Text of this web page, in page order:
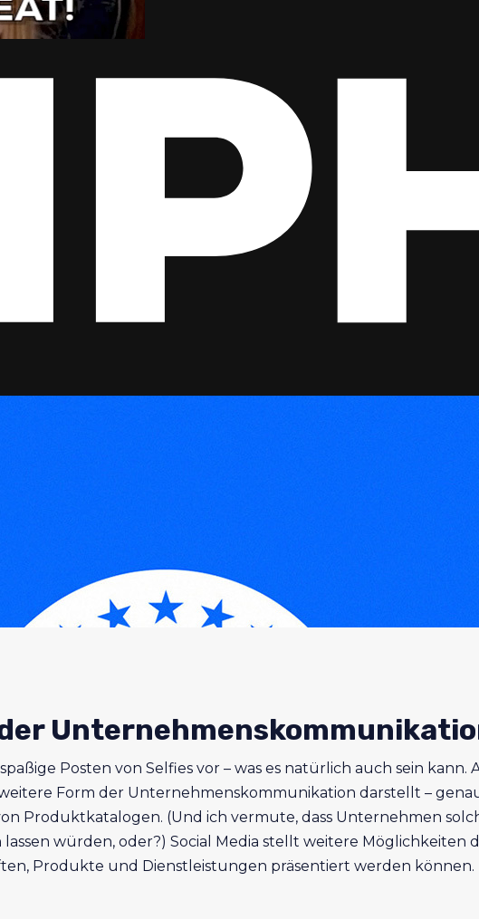
Posten von Selfies vor – was es natürlich auch sein
Form der Unternehmenskommunikation darstellt –
Produktkatalogen. (Und ich vermute, dass Unternehmen
würden, oder?) Social Media stellt weitere Möglichkeiten
Produkte und Dienstleistungen präsentiert werden können.